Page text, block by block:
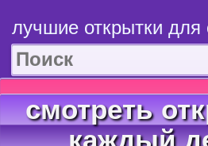
лучшие открытки
смотреть